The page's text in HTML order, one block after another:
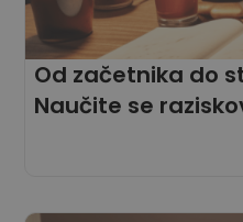
Od začetnika do
Naučite se